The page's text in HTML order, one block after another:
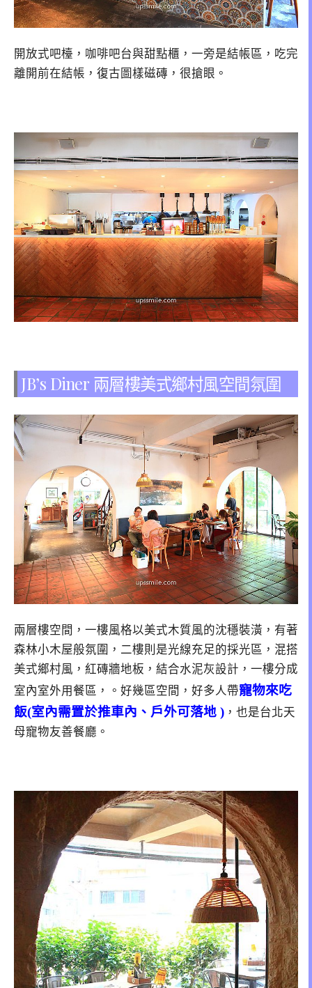
開放式吧檯，咖啡吧台與甜點櫃，一旁是結帳區，吃完
離開前在結帳，復古圖樣磁磚，很搶眼。
JB’s Diner 兩層樓美式鄉村風空間氛圍
兩層樓空間，一樓風格以美式木質風的沈穩裝潢，有著
森林小木屋般氛圍，二樓則是光線充足的採光區，混搭
美式鄉村風，紅磚牆地板，結合水泥灰設計，一樓分成
室內室外用餐區，。好幾區空間，好多人帶寵物來吃
飯(室內需置於推車內、戶外可落地 ) ，也是台北天
母寵物友善餐廳。